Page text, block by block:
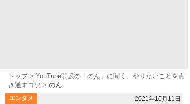
トップ
YouTube開設の「のん」に聞く、やりたいことを貫
き通すコツ
のん
エンタメ 2021年10月11日